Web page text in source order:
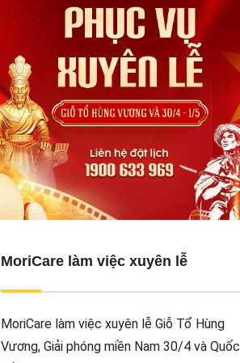
MoriCare làm việc xuyên lễ
MoriCare làm việc xuyên lễ Giỗ Tổ Hùng
Vương, Giải phóng miền Nam 30/4 và Quốc